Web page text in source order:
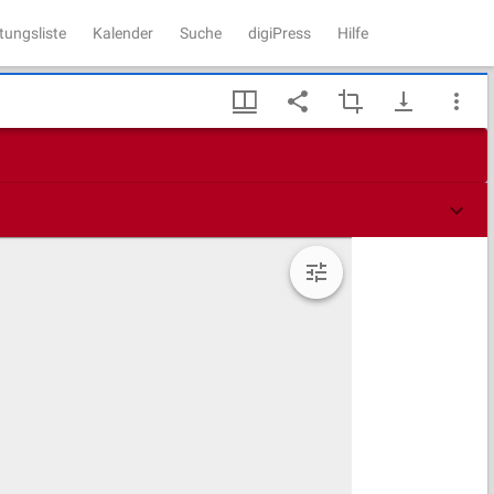
Kalender Suche digiPress Hilfe